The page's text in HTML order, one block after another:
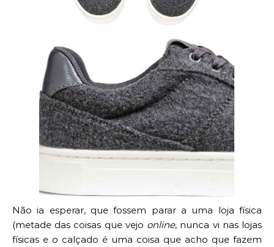
Não ia esperar, que fossem parar a uma loja física
(metade das coisas que vejo online, nunca vi nas lojas
físicas e o calçado é uma coisa que acho que fazem